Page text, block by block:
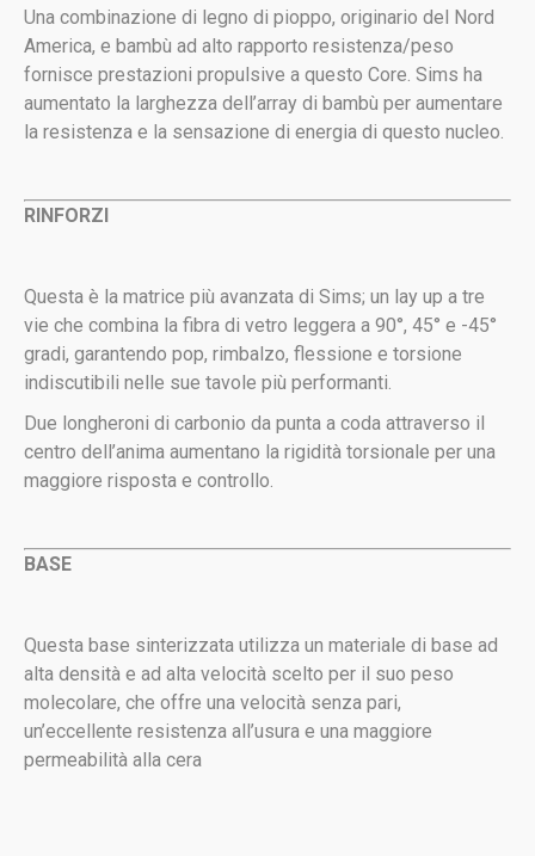
Una combinazione di legno di pioppo, originario del Nord
America, e bambù ad alto rapporto resistenza/peso
fornisce prestazioni propulsive a questo Core. Sims ha
aumentato la larghezza dell’array di bambù per aumentare
la resistenza e la sensazione di energia di questo nucleo.
RINFORZI
Questa è la matrice più avanzata di Sims; un lay up a tre
vie che combina la fibra di vetro leggera a 90°, 45° e -45°
gradi, garantendo pop, rimbalzo, flessione e torsione
indiscutibili nelle sue tavole più performanti.
Due longheroni di carbonio da punta a coda attraverso il
centro dell’anima aumentano la rigidità torsionale per una
maggiore risposta e controllo.
BASE
Questa base sinterizzata utilizza un materiale di base ad
alta densità e ad alta velocità scelto per il suo peso
molecolare, che offre una velocità senza pari,
un’eccellente resistenza all’usura e una maggiore
permeabilità alla cera